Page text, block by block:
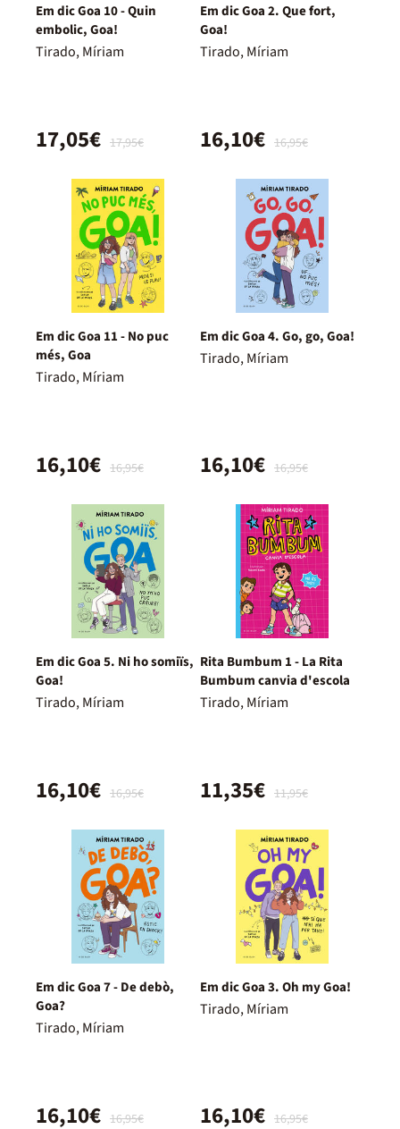
Em dic Goa 10 - Quin
embolic, Goa!
Tirado, Míriam
17,95€
17,05€
Em dic Goa 2. Que fort,
Goa!
Tirado, Míriam
16,95€
16,10€
Em dic Goa 11 - No puc
més, Goa
Tirado, Míriam
16,95€
16,10€
Em dic Goa 4. Go, go, Goa!
Tirado, Míriam
16,95€
16,10€
Em dic Goa 5. Ni ho somiïs,
Goa!
Tirado, Míriam
16,95€
16,10€
Rita Bumbum 1 - La Rita
Bumbum canvia d'escola
Tirado, Míriam
11,95€
11,35€
Em dic Goa 7 - De debò,
Goa?
Tirado, Míriam
16,95€
16,10€
Em dic Goa 3. Oh my Goa!
Tirado, Míriam
16,95€
16,10€